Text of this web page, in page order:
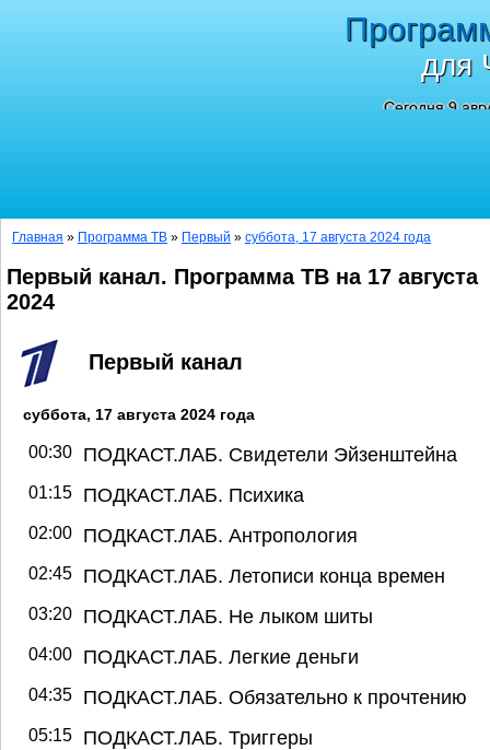
для
Сегодня 9
Главная » Программа ТВ » Первый » суббота, 17 августа 2024 года
Первый канал. Программа ТВ на 17 августа
2024
Первый канал
суббота, 17 августа 2024 года
00:30 ПОДКАСТ.ЛАБ. Свидетели Эйзенштейна
01:15 ПОДКАСТ.ЛАБ. Психика
02:00 ПОДКАСТ.ЛАБ. Антропология
02:45 ПОДКАСТ.ЛАБ. Летописи конца времен
03:20 ПОДКАСТ.ЛАБ. Не лыком шиты
04:00 ПОДКАСТ.ЛАБ. Легкие деньги
04:35 ПОДКАСТ.ЛАБ. Обязательно к прочтению
05:15 ПОДКАСТ.ЛАБ. Триггеры